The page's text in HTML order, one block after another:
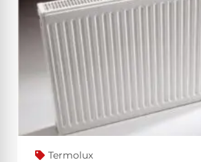
Termolux